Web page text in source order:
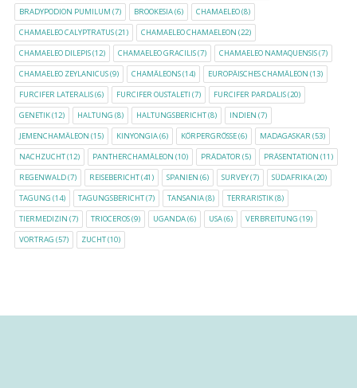
BRADYPODION PUMILUM (7) BROOKESIA(6) CHAMAELEO(8)
CHAMAELEO CALYPTRATUS(21) CHAMAELEO CHAMAELEON (22)
CHAMAELEO DILEPIS(12) CHAMAELEO GRACILIS(7) CHAMAELEO NAMAQUENSIS(7)
CHAMAELEO ZEYLANICUS(9) CHAMÄLEONS(14) EUROPÄISCHES CHAMÄLEON (13)
FURCIFER LATERALIS(6) FURCIFER OUSTALETI (7) FURCIFER PARDALIS(20)
GENETIK(12) HALTUNG (8) HALTUNGSBERICHT(8) INDIEN (7)
JEMENCHAMÄLEON (15) KINYONGIA(6) KÖRPERGRÖSSE (6) MADAGASKAR(53)
NACHZUCHT(12) PANTHERCHAMÄLEON (10) PRÄDATOR(5) PRÄSENTATION (11)
REGENWALD(7) REISEBERICHT(41) SPANIEN (6) SURVEY(7) SÜDAFRIKA(20)
TAGUNG (14) TAGUNGSBERICHT(7) TANSANIA(8) TERRARISTIK(8)
TIERMEDIZIN (7) TRIOCEROS(9) UGANDA(6) USA(6) VERBREITUNG (19)
VORTRAG (57) ZUCHT(10)